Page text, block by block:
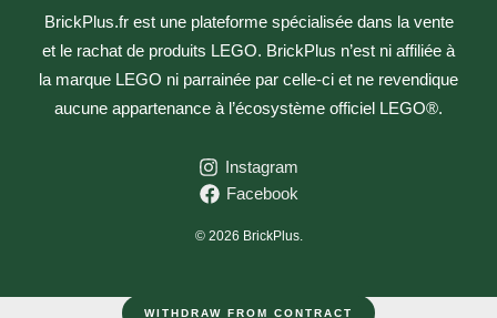
BrickPlus.fr est une plateforme spécialisée dans la vente
et le rachat de produits LEGO. BrickPlus n’est ni affiliée à
la marque LEGO ni parrainée par celle-ci et ne revendique
aucune appartenance à l’écosystème officiel LEGO®.
Instagram
Facebook
© 2026 BrickPlus.
WITHDRAW FROM CONTRACT